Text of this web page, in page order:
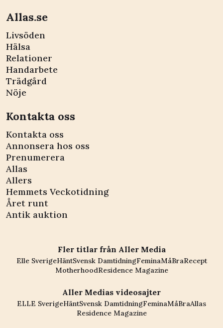
Allas.se
Livsöden
Hälsa
Relationer
Handarbete
Trädgård
Nöje
Kontakta oss
Kontakta oss
Annonsera hos oss
Prenumerera
Allas
Allers
Hemmets Veckotidning
Året runt
Antik auktion
Fler titlar från Aller Media
Elle SverigeHäntSvensk DamtidningFeminaMåBraRecept
MotherhoodResidence Magazine
Aller Medias videosajter
ELLE SverigeHäntSvensk DamtidningFeminaMåBraAllas
Residence Magazine